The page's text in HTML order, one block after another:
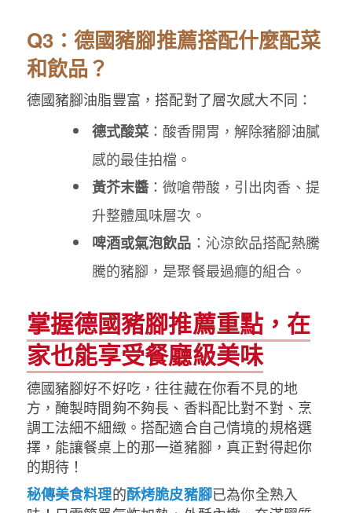
Q3：德國豬腳推薦搭配什麼配菜
和飲品？
德國豬腳油脂豐富，搭配對了層次感大不同：
德式酸菜 ：酸香開胃，解除豬腳油膩
感的最佳拍檔。
黃芥末醬 ：微嗆帶酸，引出肉香、提
升整體風味層次。
啤酒或氣泡飲品 ：沁涼飲品搭配熱騰
騰的豬腳，是聚餐最過癮的組合。
掌握德國豬腳推薦重點，在
家也能享受餐廳級美味
德國豬腳好不好吃，往往藏在你看不見的地
方，醃製時間夠不夠長、香料配比對不對、烹
調工法細不細緻。搭配適合自己情境的規格選
擇，能讓餐桌上的那一道豬腳，真正對得起你
的期待！
秘傳美食料理的酥烤脆皮豬腳已為你全熟入